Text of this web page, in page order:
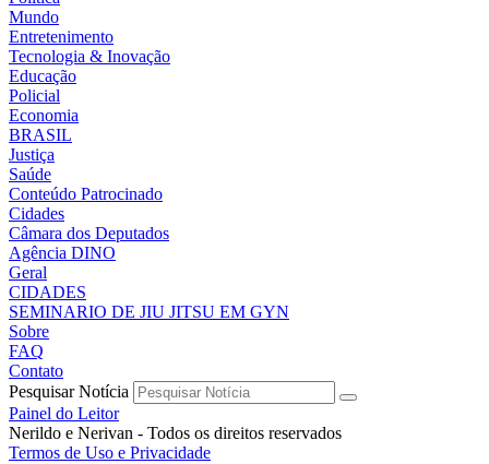
Mundo
Entretenimento
Tecnologia & Inovação
Educação
Policial
Economia
BRASIL
Justiça
Saúde
Conteúdo Patrocinado
Cidades
Câmara dos Deputados
Agência DINO
Geral
CIDADES
SEMINARIO DE JIU JITSU EM GYN
Sobre
FAQ
Contato
Pesquisar Notícia
Painel do Leitor
Nerildo e Nerivan - Todos os direitos reservados
Termos de Uso e Privacidade